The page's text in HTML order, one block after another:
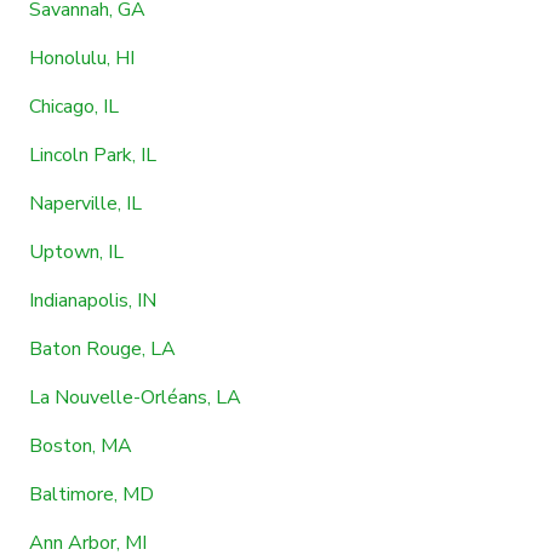
Savannah, GA
Honolulu, HI
Chicago, IL
Lincoln Park, IL
Naperville, IL
Uptown, IL
Indianapolis, IN
Baton Rouge, LA
La Nouvelle-Orléans, LA
Boston, MA
Baltimore, MD
Ann Arbor, MI